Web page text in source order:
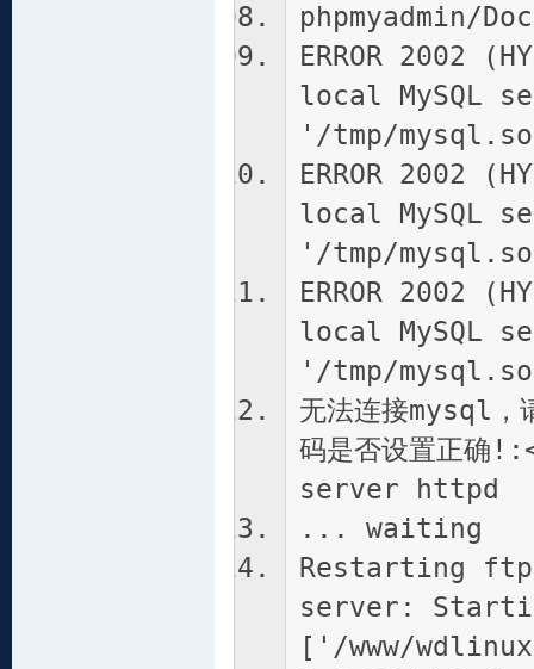
phpmyadmin/
ERROR 2002
local MySQL
'/tmp/
ERROR 2002
local MySQL
'/tmp/
ERROR 2002
local MySQL
'/tmp/
无法连接mysql，
码是否设置正
server httpd
... waiting
Restarting
server:
['/www/